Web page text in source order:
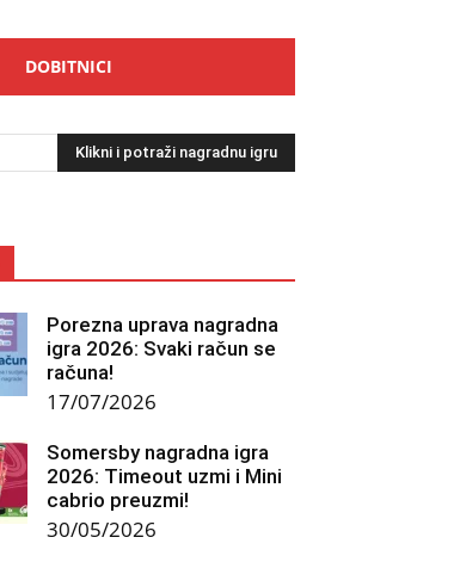
DOBITNICI
Klikni i potraži nagradnu igru
Porezna uprava nagradna
igra 2026: Svaki račun se
računa!
17/07/2026
Somersby nagradna igra
2026: Timeout uzmi i Mini
cabrio preuzmi!
30/05/2026